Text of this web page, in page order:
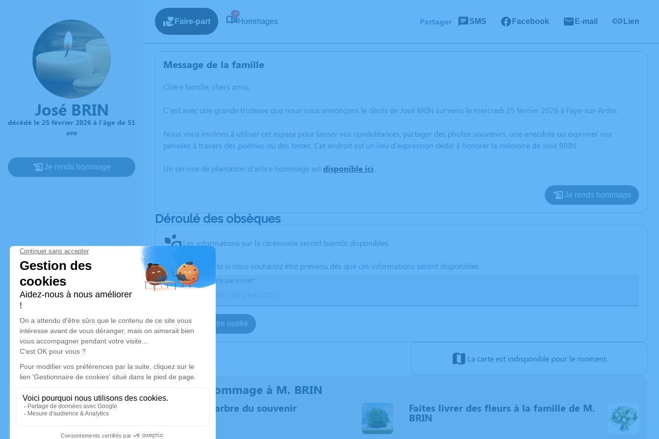
José BRIN
décédé le 25 février 2026 à l'âge de 51
ans
Je rends hommage
Faire-part
19
Hommages Partager SMS Facebook E-mail Lien
Message de la famille
Chère famille, chers amis,
C’est avec une grande tristesse que nous vous annonçons le décès de José BRIN survenu le mercredi 25 février 2026 à Faye-sur-Ardin.
Nous vous invitons à utiliser cet espace pour laisser vos condoléances, partager des photos souvenirs, une anecdote ou exprimer vos
pensées à travers des poèmes ou des textes. Cet endroit est un lieu d'expression dédié à honorer la mémoire de José BRIN.
Un service de plantation d’arbre hommage estdisponible ici.
Je rends hommage
Déroulé des obsèques
Les informations sur la cérémonie seront bientôt disponibles.
Activez une alerte si vous souhaitez être prévenu dès que ces informations seront disponibles.
Recevoir une alerte par e-mail*
Je veux être notifié
La carte est indisponible pour le moment.
Rendez hommage à M. BRIN
Plantez un arbre du souvenir Faites livrer des fleurs à la famille de M.
BRIN